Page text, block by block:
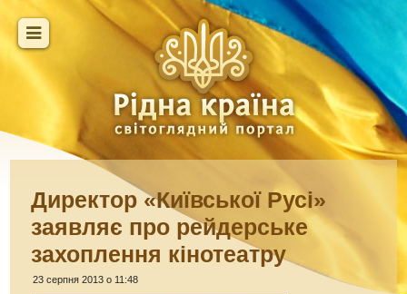
Директор «Київської Русі»
заявляє про рейдерське
захоплення кінотеатру
23 серпня 2013 о 11:48